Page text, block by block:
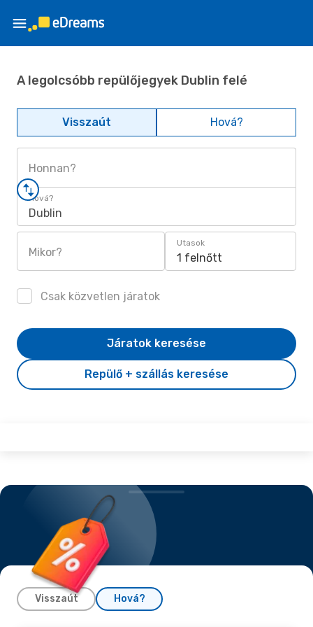
A legolcsóbb repülőjegyek Dublin felé
Visszaút Hová?
Honnan?
Hová?
Dublin
Mikor?
Utasok
1 felnőtt
Csak közvetlen járatok
Repülő + szállás keresése
Járatok keresése
Visszaút Hová?